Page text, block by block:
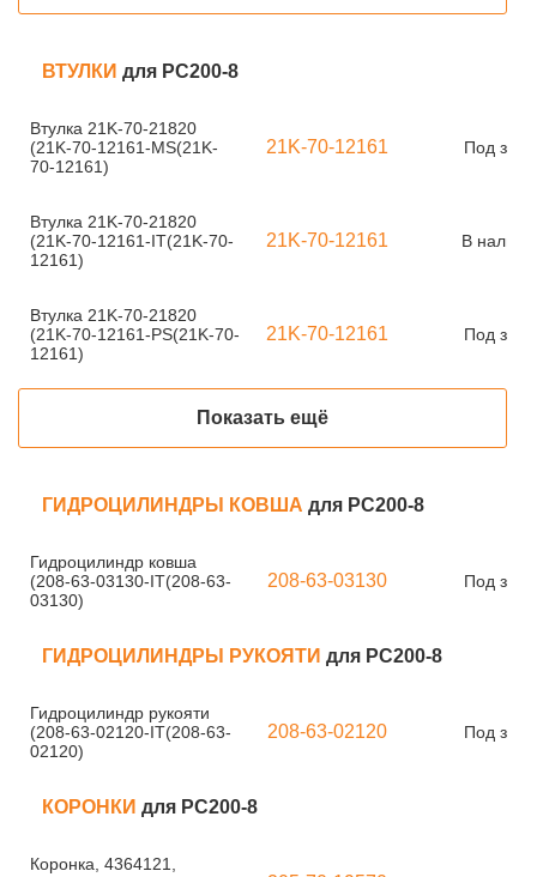
ВТУЛКИ для PC200-8
Втулка 21K-70-21820
(21K-70-12161-MS(21K-
70-12161)
21K-70-12161 Под
Втулка 21K-70-21820
(21K-70-12161-IT(21K-70-
12161)
21K-70-12161 В
Втулка 21K-70-21820
(21K-70-12161-PS(21K-70-
12161)
21K-70-12161 Под
Показать ещё
ГИДРОЦИЛИНДРЫ КОВША для PC200-8
Гидроцилиндр ковша
(208-63-03130-IT(208-63-
03130)
208-63-03130 Под
ГИДРОЦИЛИНДРЫ РУКОЯТИ для PC200-8
Гидроцилиндр рукояти
(208-63-02120-IT(208-63-
02120)
208-63-02120 Под
КОРОНКИ для PC200-8
Коронка, 4364121,